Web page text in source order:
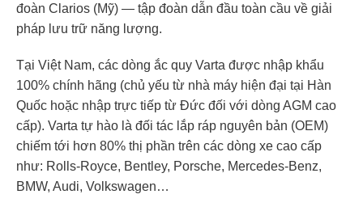
đoàn Clarios (Mỹ) — tập đoàn dẫn đầu toàn cầu về giải
pháp lưu trữ năng lượng.
Tại Việt Nam, các dòng ắc quy Varta được nhập khẩu
100% chính hãng (chủ yếu từ nhà máy hiện đại tại Hàn
Quốc hoặc nhập trực tiếp từ Đức đối với dòng AGM cao
cấp). Varta tự hào là đối tác lắp ráp nguyên bản (OEM)
chiếm tới hơn 80% thị phần trên các dòng xe cao cấp
như: Rolls-Royce, Bentley, Porsche, Mercedes-Benz,
BMW, Audi, Volkswagen…